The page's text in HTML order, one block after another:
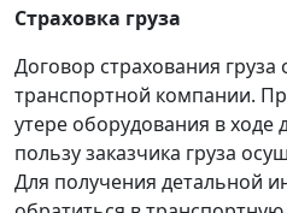
Страховка груза
Договор страхования
транспортной компании.
утере оборудования в ходе
пользу заказчика груза
Для получения детальной